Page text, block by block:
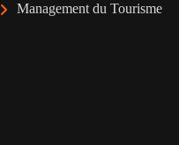
Management du Tourisme